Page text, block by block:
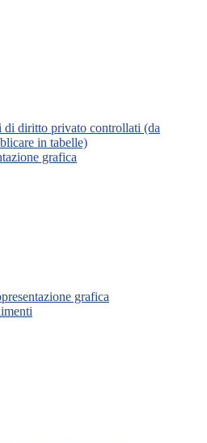
di diritto privato controllati (da
in tabelle)
grafica
grafica